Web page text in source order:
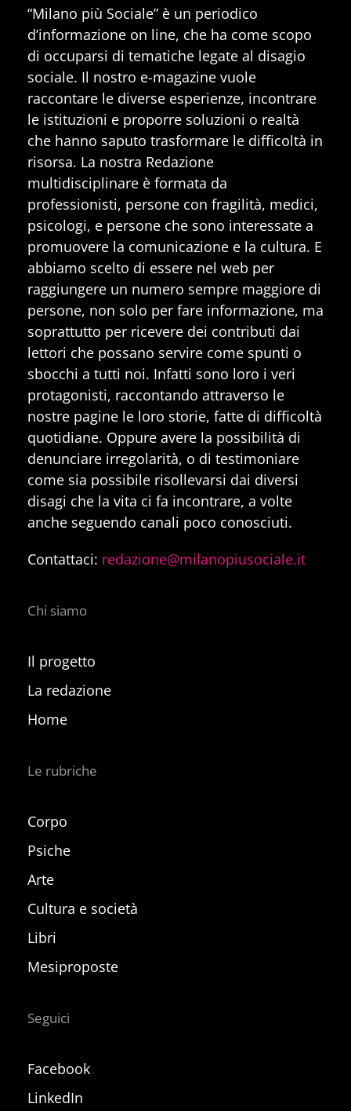
“Milano più Sociale” è un periodico
d’informazione on line, che ha come scopo
di occuparsi di tematiche legate al disagio
sociale. Il nostro e-magazine vuole
raccontare le diverse esperienze, incontrare
le istituzioni e proporre soluzioni o realtà
che hanno saputo trasformare le difficoltà in
risorsa. La nostra Redazione
multidisciplinare è formata da
professionisti, persone con fragilità, medici,
psicologi, e persone che sono interessate a
promuovere la comunicazione e la cultura. E
abbiamo scelto di essere nel web per
raggiungere un numero sempre maggiore di
persone, non solo per fare informazione, ma
soprattutto per ricevere dei contributi dai
lettori che possano servire come spunti o
sbocchi a tutti noi. Infatti sono loro i veri
protagonisti, raccontando attraverso le
nostre pagine le loro storie, fatte di difficoltà
quotidiane. Oppure avere la possibilità di
denunciare irregolarità, o di testimoniare
come sia possibile risollevarsi dai diversi
disagi che la vita ci fa incontrare, a volte
anche seguendo canali poco conosciuti.
Contattaci: redazione@milanopiusociale.it
Chi siamo
Il progetto
La redazione
Home
Le rubriche
Corpo
Psiche
Arte
Cultura e società
Libri
Mesiproposte
Seguici
Facebook
LinkedIn